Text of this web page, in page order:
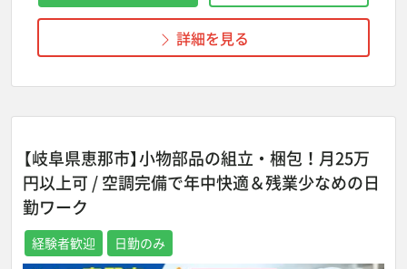
詳細を見る
【岐阜県恵那市】小物部品の組立・梱包！月25万
円以上可 / 空調完備で年中快適＆残業少なめの日
勤ワーク
経験者歓迎 日勤のみ